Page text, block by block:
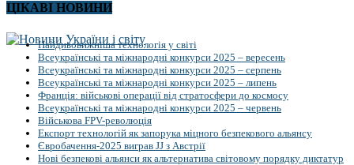
ЦІКАВІ НОВИНИ
Найдивовижніша технологія у світі
Всеукраїнські та міжнародні конкурси 2025 – вересень
Всеукраїнські та міжнародні конкурси 2025 – серпень
Всеукраїнські та міжнародні конкурси 2025 – липень
Франція: військові операції від стратосфери до космосу
Всеукраїнські та міжнародні конкурси 2025 – червень
Військова FPV-революція
Експорт технологій як запорука міцного безпекового альянсу
Євробачення-2025 виграв JJ з Австрії
Нові безпекові альянси як альтернатива світовому порядку диктатур